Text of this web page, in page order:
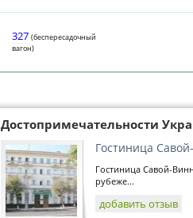
327 (беспересадочный
вагон)
Достопримечательности
Гостиница
Гостиница Савой-
рубеже...
добавить отзыв